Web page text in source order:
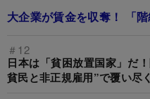
大企業が賃金を収奪！ 「
＃12
日本は「貧困放置国家」だ
貧民と非正規雇用”で覆い尽